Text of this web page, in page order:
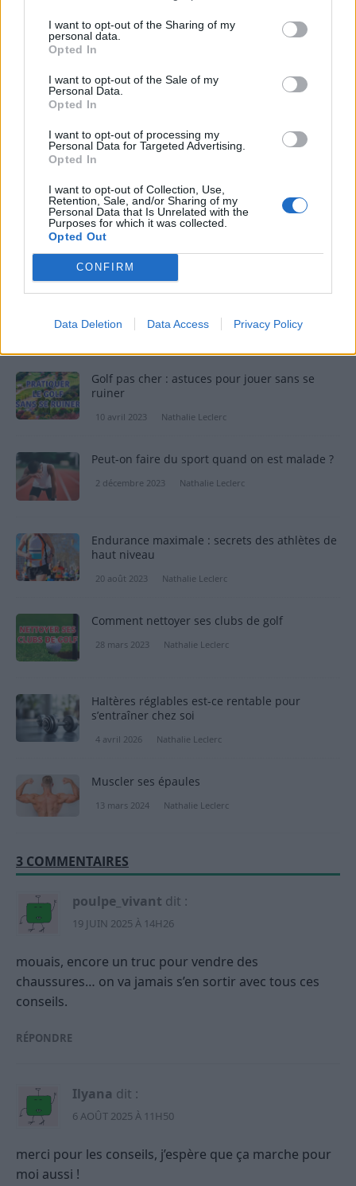
I want to opt-out of the Sharing of my
personal data.
Opted In
I want to opt-out of the Sale of my
Personal Data.
Opted In
I want to opt-out of processing my
Personal Data for Targeted Advertising.
Opted In
I want to opt-out of Collection, Use,
Retention, Sale, and/or Sharing of my
Personal Data that Is Unrelated with the
Purposes for which it was collected.
Opted Out
CONFIRM
Data Deletion Data Access Privacy Policy
A propos Nathalie Leclerc
2950 Articles
Nathalie Leclerc est une journaliste spécialisée en santé et
expertise journalistique à une expérience concrète de la
santé familiale et de la nutrition. Fervente adepte d’un mode
de vie sain, écologique et durable, elle s’engage depuis de
nombreuses années en faveur des produits biologiques et
des solutions de ménage respectueuses de l’environnement.
Grâce à cette double casquette de journaliste et de maman
engagée, Nathalie propose des conseils pratiques, fiables et
accessibles, permettant à ses lecteurs de mieux naviguer
dans les enjeux de la santé moderne tout en adoptant des
habitudes plus saines et respectueuses de la planète.
Golf pas cher : astuces pour jouer sans se
ruiner
10 avril 2023 Nathalie Leclerc
Peut-on faire du sport quand on est malade ?
2 décembre 2023 Nathalie Leclerc
Endurance maximale : secrets des athlètes de
haut niveau
20 août 2023 Nathalie Leclerc
Comment nettoyer ses clubs de golf
28 mars 2023 Nathalie Leclerc
Haltères réglables est-ce rentable pour
s’entraîner chez soi
4 avril 2026 Nathalie Leclerc
Muscler ses épaules
13 mars 2024 Nathalie Leclerc
3 COMMENTAIRES
poulpe_vivant dit :
19 JUIN 2025 À 14H26
mouais, encore un truc pour vendre des
chaussures… on va jamais s’en sortir avec tous ces
conseils.
RÉPONDRE
Ilyana dit :
6 AOÛT 2025 À 11H50
merci pour les conseils, j’espère que ça marche pour
moi aussi !